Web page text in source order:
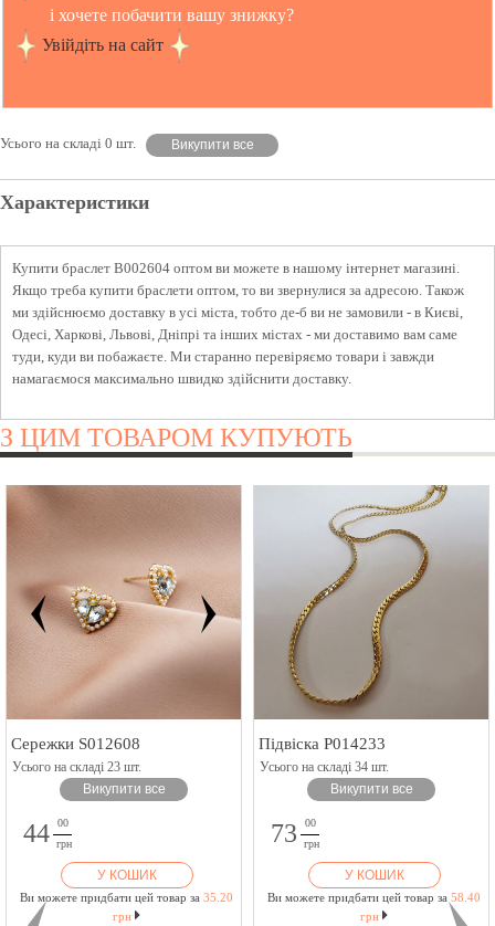
і хочете побачити вашу знижку?
Увійдіть на сайт
Усього на складі 0 шт. Викупити все
Характеристики
Купити браслет B002604 оптом ви можете в нашому інтернет магазині.
Якщо треба купити браслети оптом, то ви звернулися за адресою. Також
ми здійснюємо доставку в усі міста, тобто де-б ви не замовили - в Києві,
Одесі, Харкові, Львові, Дніпрі та інших містах - ми доставимо вам саме
туди, куди ви побажаєте. Ми старанно перевіряємо товари і завжди
намагаємося максимально швидко здійснити доставку.
З ЦИМ ТОВАРОМ КУПУЮТЬ
Сережки S012608
Усього на складі 23 шт.
Викупити все
44
00
грн
У КОШИК
Ви можете придбати цей товар за 35.20
грн
Підвіска P014233
Усього на складі 34 шт.
Викупити все
73
00
грн
У КОШИК
Ви можете придбати цей товар за 58.40
грн